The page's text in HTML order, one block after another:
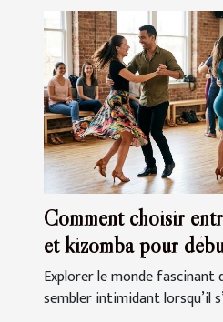
Comment choisir
et kizomba pour
Explorer le monde fascinant
sembler intimidant lorsqu’il